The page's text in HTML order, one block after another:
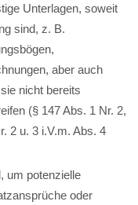
Unterlagen, soweit
sind, z. B.
aber auch
nicht bereits
(§ 147 Abs. 1 Nr. 2,
2 u. 3 i.V.m. Abs. 4
um potenzielle
oder